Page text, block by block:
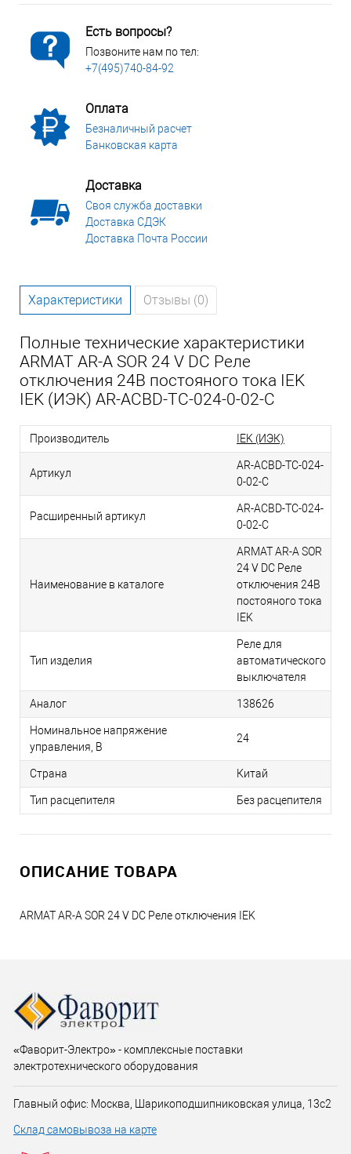
Есть вопросы?
Позвоните нам по тел:
+7(495)740-84-92
Оплата
Безналичный расчет
Банковская карта
Доставка
Своя служба доставки
Доставка СДЭК
Доставка Почта России
Характеристики Отзывы (0)
Полные технические характеристики
ARMAT AR-A SOR 24 V DC Реле
отключения 24В постояного тока IEK
IEK (ИЭК) AR-ACBD-TC-024-0-02-C
Производитель IEK (ИЭК)
Артикул
AR-ACBD-TC-024-
0-02-C
Расширенный артикул
AR-ACBD-TC-024-
0-02-C
Наименование в каталоге
ARMAT AR-A SOR
24 V DC Реле
отключения 24В
постояного тока
IEK
Тип изделия
Реле для
автоматического
выключателя
Аналог 138626
Номинальное напряжение
управления, В
24
Страна Китай
Тип расцепителя Без расцепителя
ОПИСАНИЕ ТОВАРА
ARMAT AR-A SOR 24 V DC Реле отключения IEK
«Фаворит-Электро» - комплексные поставки
электротехнического оборудования
Главный офис: Москва, Шарикоподшипниковская улица, 13с2
Склад самовывоза на карте